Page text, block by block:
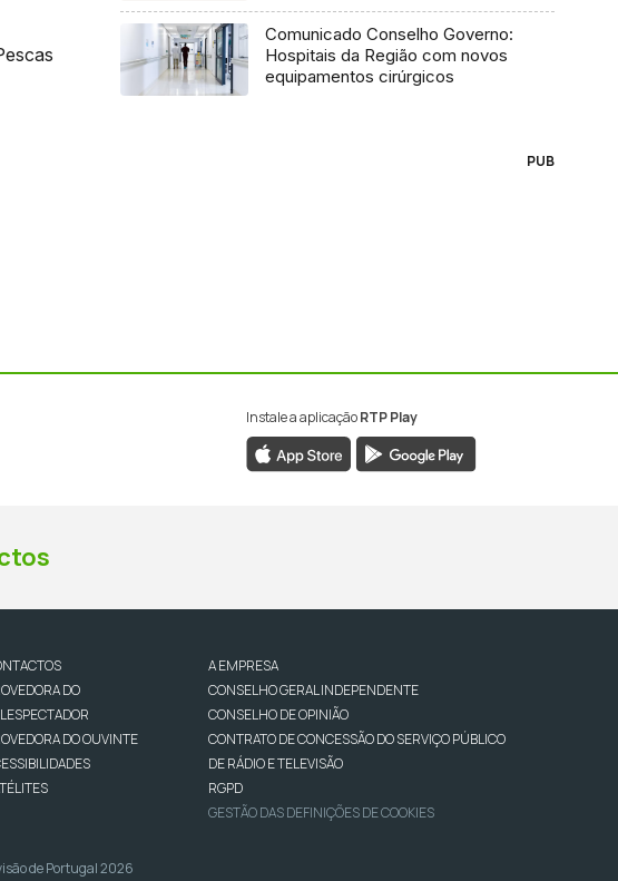
Comunicado Conselho Governo:
Hospitais da Região com novos
equipamentos cirúrgicos
PUB
Instale a aplicaçãoRTP Play
DO
DO OUVINTE
A EMPRESA
CONSELHO GERAL INDEPENDENTE
CONSELHO DE OPINIÃO
CONTRATO DE CONCESSÃO DO SERVIÇO PÚBLICO
DE RÁDIO E TELEVISÃO
RGPD
GESTÃO DAS DEFINIÇÕES DE COOKIES
de Portugal 2026